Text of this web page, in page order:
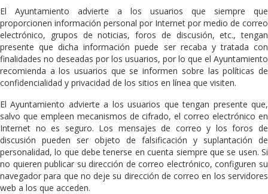
El Ayuntamiento advierte a los usuarios que siempre que
proporcionen información personal por Internet por medio de correo
electrónico, grupos de noticias, foros de discusión, etc., tengan
presente que dicha información puede ser recaba y tratada con
finalidades no deseadas por los usuarios, por lo que el Ayuntamiento
recomienda a los usuarios que se informen sobre las políticas de
confidencialidad y privacidad de los sitios en línea que visiten.
El Ayuntamiento advierte a los usuarios que tengan presente que,
salvo que empleen mecanismos de cifrado, el correo electrónico en
Internet no es seguro. Los mensajes de correo y los foros de
discusión pueden ser objeto de falsificación y suplantación de
personalidad, lo que debe tenerse en cuenta siempre que se usen. Si
no quieren publicar su dirección de correo electrónico, configuren su
navegador para que no deje su dirección de correo en los servidores
web a los que acceden.